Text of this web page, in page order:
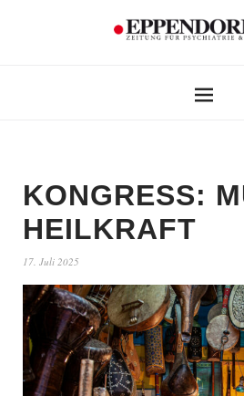
KONGRESS:
HEILKRAFT
17. Juli 2025